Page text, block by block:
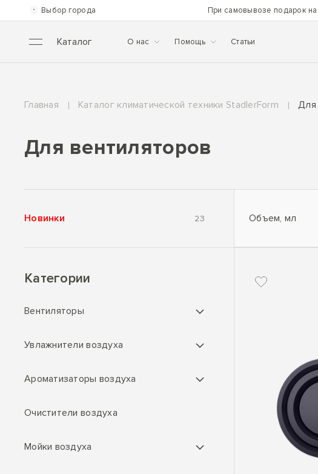
Выбор города При самовывозе подарок
Каталог О нас Помощь Статьи
Главная Каталог климатической техники StadlerForm Для
Для вентиляторов
Новинки 23
Категории
Вентиляторы
Увлажнители воздуха
Ароматизаторы воздуха
Очистители воздуха
Мойки воздуха
Объем, мл